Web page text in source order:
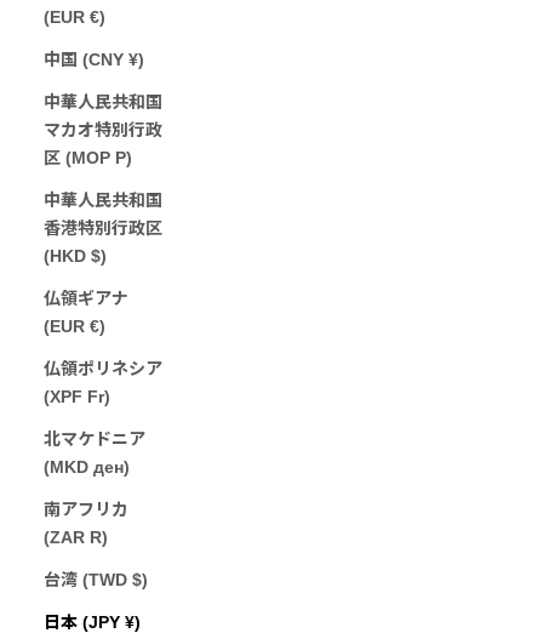
(EUR €)
中国 (CNY ¥)
中華人民共和国
マカオ特別行政
区 (MOP P)
中華人民共和国
香港特別行政区
(HKD $)
仏領ギアナ
(EUR €)
仏領ポリネシア
(XPF Fr)
北マケドニア
(MKD ден)
南アフリカ
(ZAR R)
台湾 (TWD $)
日本 (JPY ¥)